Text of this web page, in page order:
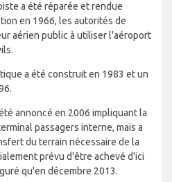
a été réparée et rendue
en 1966, les autorités de
aérien public à utiliser l'aéroport
a été construit en 1983 et un
annoncé en 2006 impliquant la
passagers interne, mais a
du terrain nécessaire de la
prévu d'être achevé d'ici
qu'en décembre 2013.